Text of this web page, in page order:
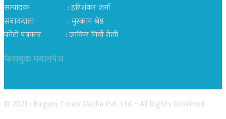
सम्पादक : हरिशंकर शर्मा
संवाददाता : मुस्कान श्रेष्ठ
फोटो पत्रकार : जाकिर मियाँ तेली
फेसबुक फ्यानपेज
© 2021 : Birgunj Times Media Pvt. Ltd. - All Rights Reserved.